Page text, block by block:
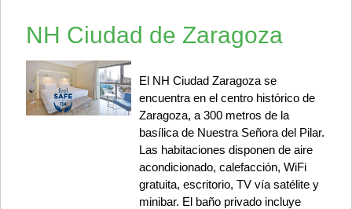
NH Ciudad de Zaragoza
El NH Ciudad Zaragoza se
encuentra en el centro histórico de
Zaragoza, a 300 metros de la
basílica de Nuestra Señora del Pilar.
Las habitaciones disponen de aire
acondicionado, calefacción, WiFi
gratuita, escritorio, TV vía satélite y
minibar. El baño privado incluye